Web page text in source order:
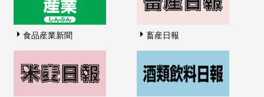
食品産業新聞 畜産日報